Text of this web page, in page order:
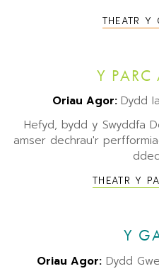
THEATR Y
Y PARC
Oriau Agor: Dydd
Hefyd, bydd y Swyddfa
amser dechrau'r
THEATR Y
Y
Oriau Agor: Dydd